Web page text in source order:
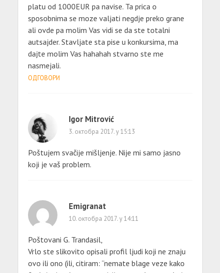
platu od 1000EUR pa navise. Ta prica o
sposobnima se moze valjati negdje preko grane
ali ovde pa molim Vas vidi se da ste totalni
autsajder. Stavljate sta pise u konkursima, ma
dajte molim Vas hahahah stvarno ste me
nasmejali.
ОДГОВОРИ
Igor Mitrović
3. октобра 2017. у 15:13
Poštujem svačije mišljenje. Nije mi samo jasno
koji je vaš problem.
Emigranat
10. октобра 2017. у 14:11
Poštovani G. Trandasil,
Vrlo ste slikovito opisali profil ljudi koji ne znaju
ovo ili ono (ili, citiram: “nemate blage veze kako